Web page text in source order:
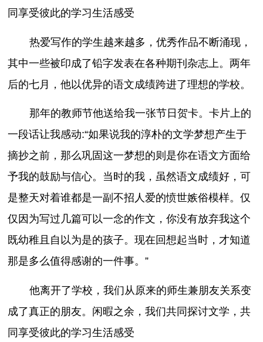
同享受彼此的学习生活感受
热爱写作的学生越来越多，优秀作品不断涌现，
其中一些被印成了铅字发表在各种期刊杂志上。两年
后的七月，他以优异的语文成绩跨进了理想的学校。
那年的教师节他送给我一张节日贺卡。卡片上的
一段话让我感动:“如果说我的淳朴的文学梦想产生于
摘抄之前，那么巩固这一梦想的则是你在语文方面给
予我的鼓励与信心。当时的我，虽然语文成绩好，可
是整天对着谁都是一副不招人爱的愤世嫉俗模样。仅
仅因为写过几篇可以一念的作文，你没有放弃我这个
既幼稚且自以为是的孩子。现在回想起当时，才知道
那是多么值得感谢的一件事。”
他离开了学校，我们从原来的师生兼朋友关系变
成了真正的朋友。闲暇之余，我们共同探讨文学，共
同享受彼此的学习生活感受